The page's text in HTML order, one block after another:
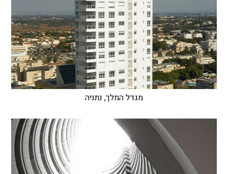
מגדל המלך, נתניה